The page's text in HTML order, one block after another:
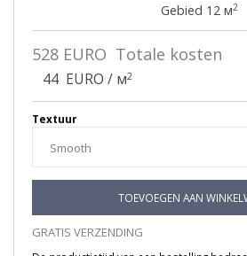
Gebied 12 м2
528 EURO Totale kosten
44 EURO / м2
Textuur
TOEVOEGEN AAN
GRATIS VERZENDING